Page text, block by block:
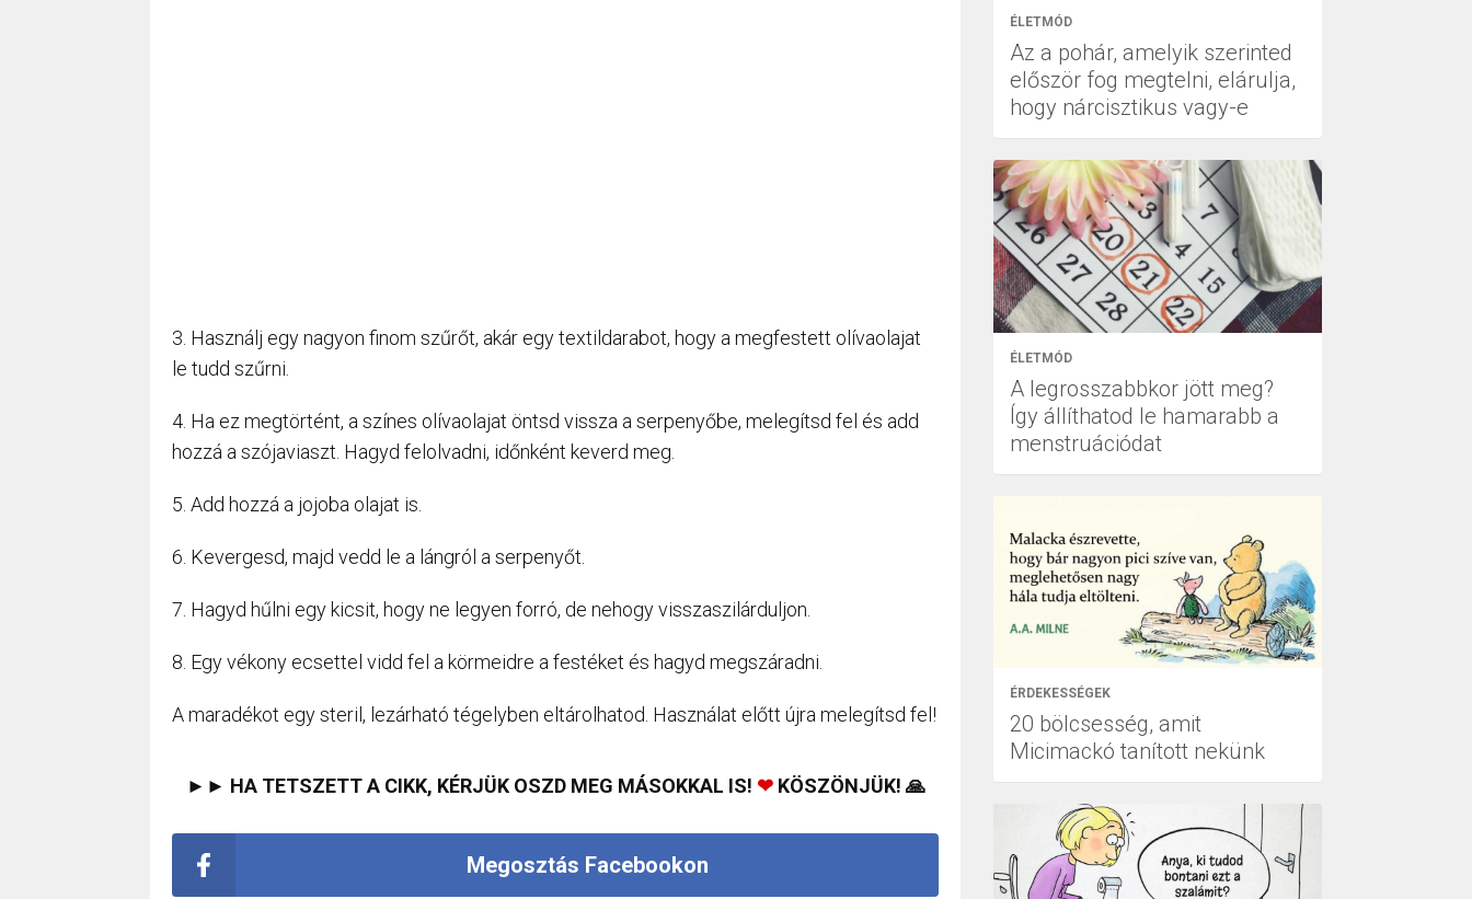
3. Használj egy nagyon finom szűrőt, akár egy textildarabot, hogy a megfestett olívaolajat
le tudd szűrni.
4. Ha ez megtörtént, a színes olívaolajat öntsd vissza a serpenyőbe, melegítsd fel és add
hozzá a szójaviaszt. Hagyd felolvadni, időnként keverd meg.
5. Add hozzá a jojoba olajat is.
6. Kevergesd, majd vedd le a lángról a serpenyőt.
7. Hagyd hűlni egy kicsit, hogy ne legyen forró, de nehogy visszaszilárduljon.
8. Egy vékony ecsettel vidd fel a körmeidre a festéket és hagyd megszáradni.
A maradékot egy steril, lezárható tégelyben eltárolhatod. Használat előtt újra melegítsd fel!
►► HA TETSZETT A CIKK, KÉRJÜK OSZD MEG MÁSOKKAL IS! ❤KÖSZÖNJÜK! 🙏
Megosztás Facebookon
ÉLETMÓD
Az a pohár, amelyik szerinted
először fog megtelni, elárulja,
hogy nárcisztikus vagy-e
ÉLETMÓD
A legrosszabbkor jött meg?
Így állíthatod le hamarabb a
menstruációdat
ÉRDEKESSÉGEK
20 bölcsesség, amit
Micimackó tanított nekünk